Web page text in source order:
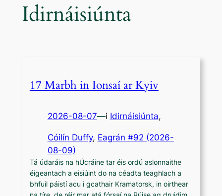
Idirnáisiúnta
17 Marbh in Ionsaí ar Kyiv
2026-08-07—i Idirnáisiúnta,
Cóilín Duffy, Eagrán #92 (2026-
08-09)
Tá údaráis na hÚcráine tar éis ordú aslonnaithe
éigeantach a eisiúint do na céadta teaghlach a
bhfuil páistí acu i gcathair Kramatorsk, in oirthear